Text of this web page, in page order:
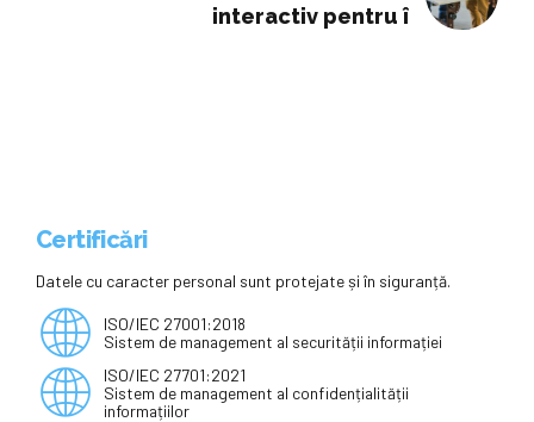
interactiv pentru î
Certificări
Datele cu caracter personal sunt protejate și în siguranță.
ISO/IEC 27001:2018
Sistem de management al securității informației
ISO/IEC 27701:2021
Sistem de management al confidențialității
informațiilor